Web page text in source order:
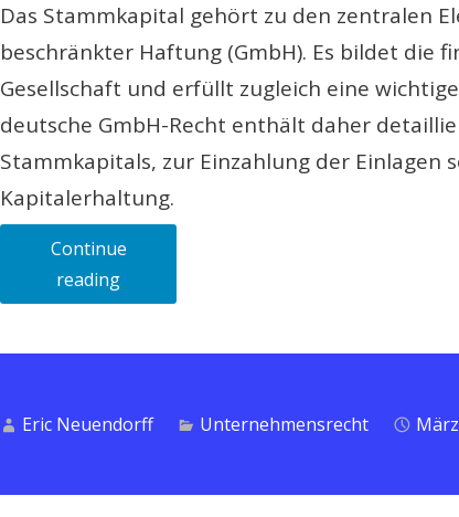
Das Stammkapital gehört zu den zentralen
beschränkter Haftung (GmbH). Es bildet die
Gesellschaft und erfüllt zugleich eine
deutsche GmbH-Recht enthält daher
Stammkapitals, zur Einzahlung der Einlagen
Kapitalerhaltung.
Continue
reading„Stammkapital
der
und
Vorschriften“
Eric Neuendorff Unternehmensrecht